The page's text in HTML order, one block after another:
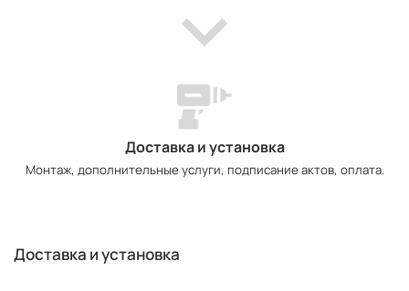
Доставка и установка
Монтаж, дополнительные услуги, подписание актов, оплата.
Доставка и установка